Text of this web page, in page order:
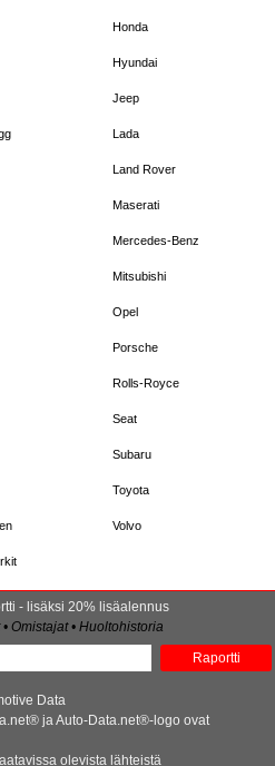
Honda
Hyundai
Jeep
Lada
Land Rover
Maserati
Mercedes-Benz
Mitsubishi
Opel
Porsche
Rolls-Royce
Seat
Subaru
Toyota
Volvo
- lisäksi 20% lisäalennus
Omistajat • Huoltohistoria
Raportti
Data
ja Auto-Data.net®-logo ovat
olevista lähteistä